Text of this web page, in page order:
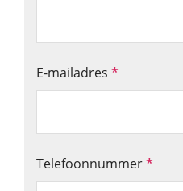
E-mailadres *
Telefoonnummer*